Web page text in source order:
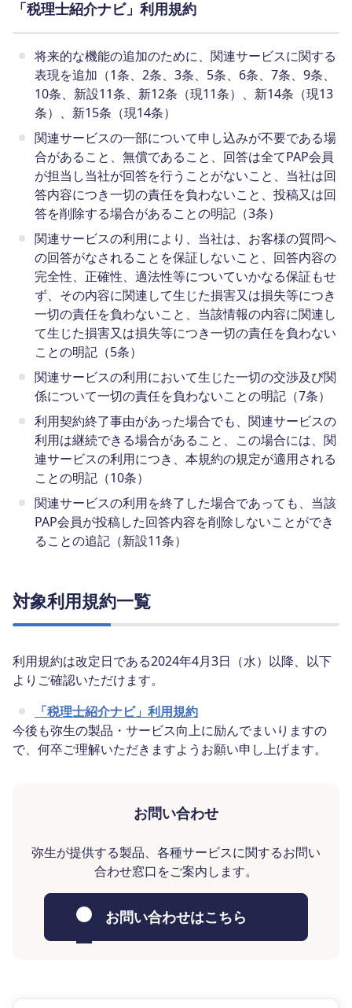
「税理士紹介ナビ」利用規約
将来的な機能の追加のために、関連サービスに関する
表現を追加（1条、2条、3条、5条、6条、7条、9条、
10条、新設11条、新12条（現11条）、新14条（現13
条）、新15条（現14条）
関連サービスの一部について申し込みが不要である場
合があること、無償であること、回答は全てPAP会員
が担当し当社が回答を行うことがないこと、当社は回
答内容につき一切の責任を負わないこと、投稿又は回
答を削除する場合があることの明記（3条）
関連サービスの利用により、当社は、お客様の質問へ
の回答がなされることを保証しないこと、回答内容の
完全性、正確性、適法性等についていかなる保証もせ
ず、その内容に関連して生じた損害又は損失等につき
一切の責任を負わないこと、当該情報の内容に関連し
て生じた損害又は損失等につき一切の責任を負わない
ことの明記（5条）
関連サービスの利用において生じた一切の交渉及び関
係について一切の責任を負わないことの明記（7条）
利用契約終了事由があった場合でも、関連サービスの
利用は継続できる場合があること、この場合には、関
連サービスの利用につき、本規約の規定が適用される
ことの明記（10条）
関連サービスの利用を終了した場合であっても、当該
PAP会員が投稿した回答内容を削除しないことができ
ることの追記（新設11条）
対象利用規約一覧
利用規約は改定日である2024年4月3日（水）以降、以下
よりご確認いただけます。
「税理士紹介ナビ」利用規約
今後も弥生の製品・サービス向上に励んでまいりますの
で、何卒ご理解いただきますようお願い申し上げます。
お問い合わせ
弥生が提供する製品、各種サービスに関するお問い
合わせ窓口をご案内します。
お問い合わせはこちら